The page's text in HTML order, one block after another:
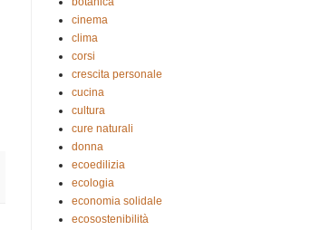
cinema
clima
corsi
crescita personale
cucina
cultura
cure naturali
donna
ecoedilizia
ecologia
economia solidale
ecosostenibilità